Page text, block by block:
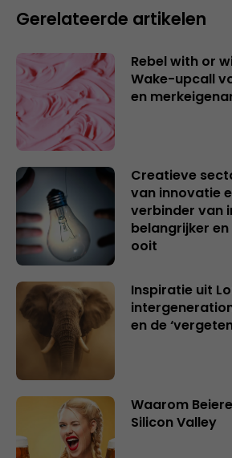
Gerelateerde artikelen
Rebel with or
Wake-upcall
en
Creatieve
van innovatie
verbinder van
belangrijker
ooit
Inspiratie uit
en de
Waarom
Silicon Valley